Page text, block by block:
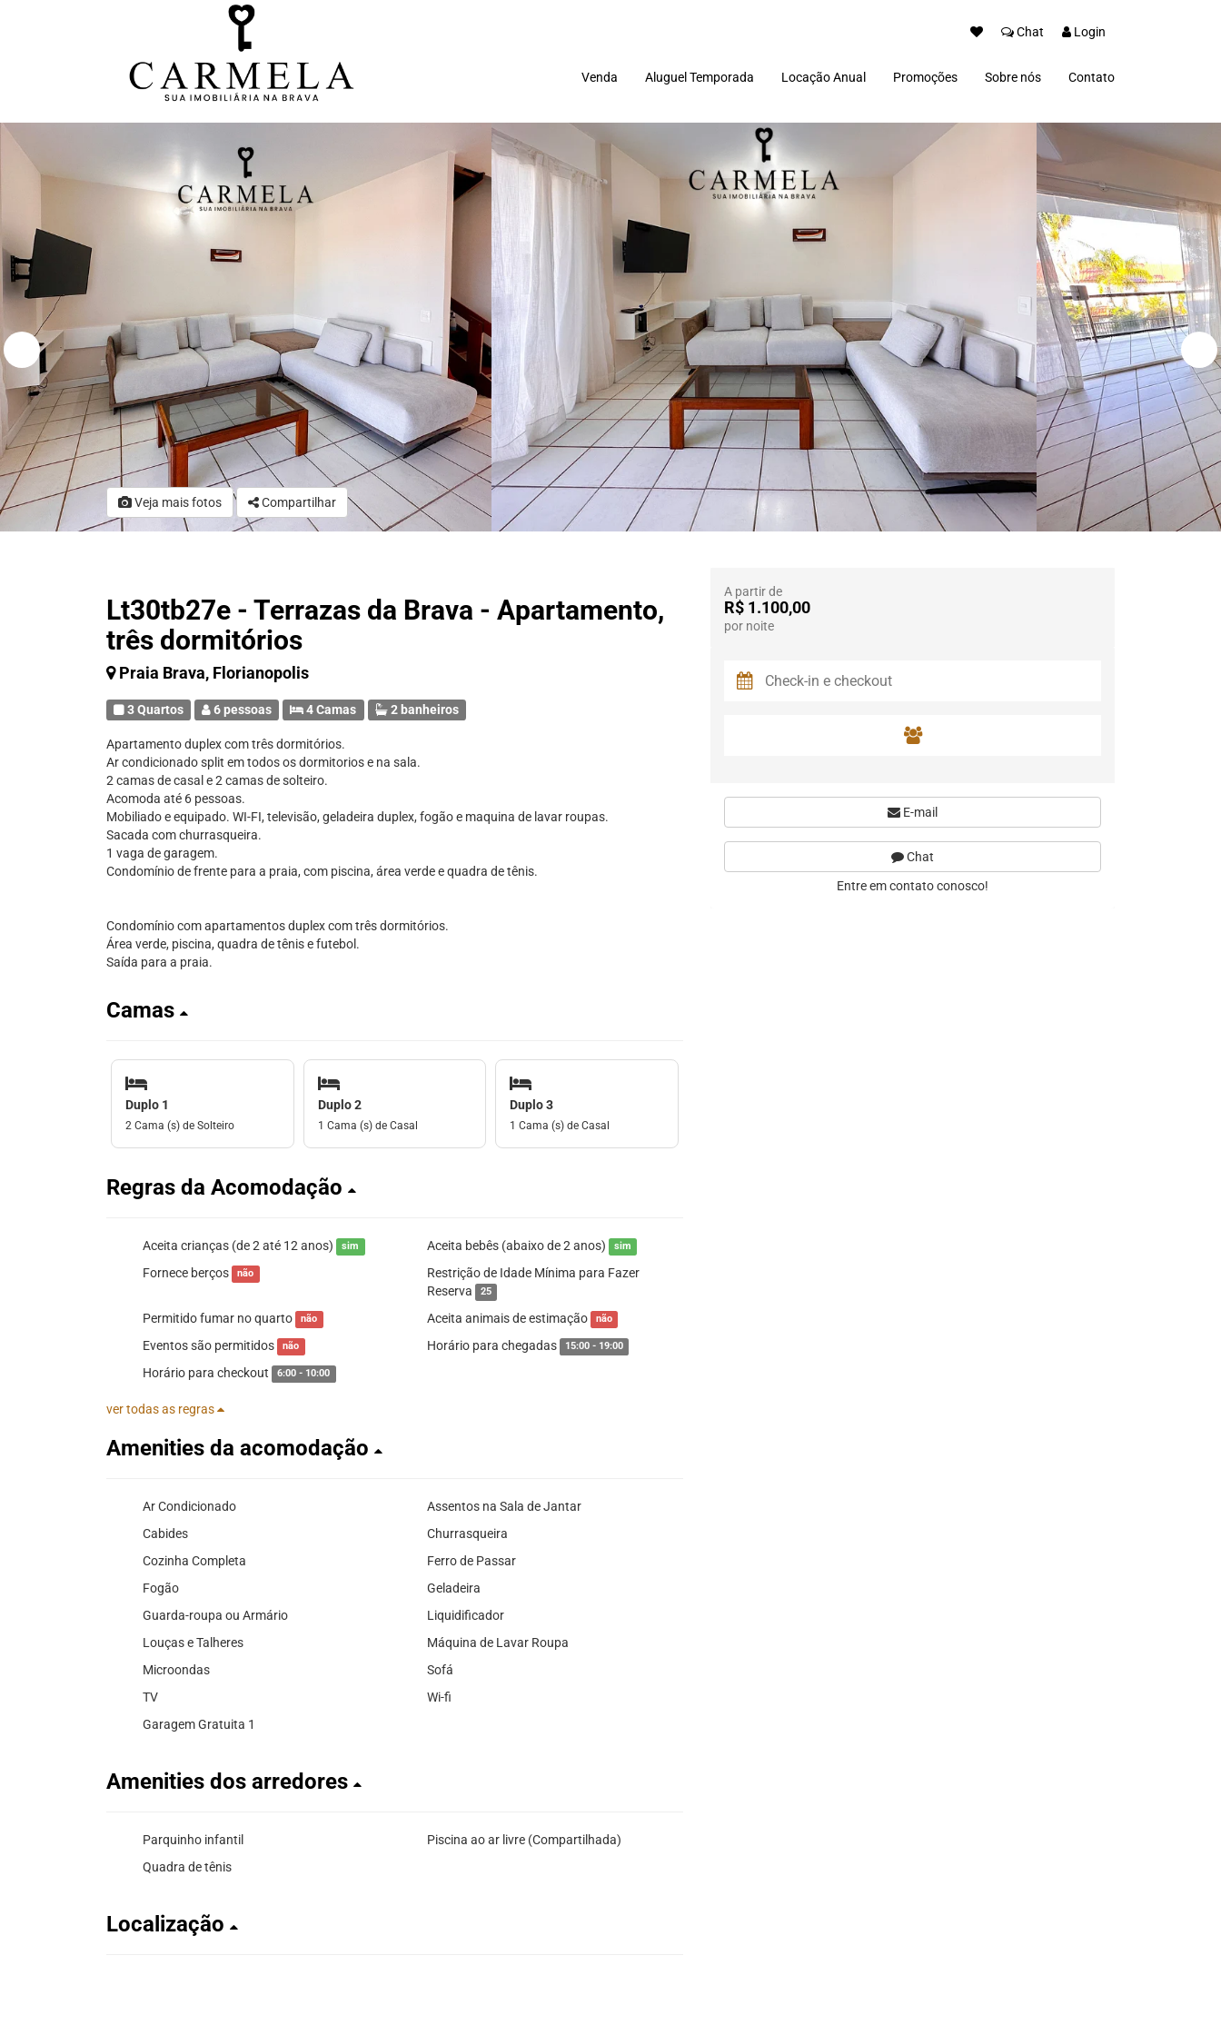
Chat Login
Venda Aluguel Temporada Locação Anual Promoções Sobre nós Contato
Veja mais fotos Compartilhar
Lt30tb27e - Terrazas da Brava - Apartamento,
três dormitórios
Praia Brava, Florianopolis
3 Quartos 6 pessoas 4 Camas 2 banheiros
Apartamento duplex com três dormitórios.
Ar condicionado split em todos os dormitorios e na sala.
2 camas de casal e 2 camas de solteiro.
Acomoda até 6 pessoas.
Mobiliado e equipado. WI-FI, televisão, geladeira duplex, fogão e maquina de lavar roupas.
Sacada com churrasqueira.
1 vaga de garagem.
Condomínio de frente para a praia, com piscina, área verde e quadra de tênis.
Condomínio com apartamentos duplex com três dormitórios.
Área verde, piscina, quadra de tênis e futebol.
Saída para a praia.
Camas
Duplo 1
2 Cama (s) de Solteiro
Duplo 2
1 Cama (s) de Casal
Duplo 3
1 Cama (s) de Casal
Regras da Acomodação
Aceita crianças (de 2 até 12 anos) sim Aceita bebês (abaixo de 2 anos) sim
Fornece berços não
Restrição de Idade Mínima para Fazer
Reserva
25
Permitido fumar no quarto não Aceita animais de estimação não
Eventos são permitidos não Horário para chegadas 15:00 - 19:00
Horário para checkout 6:00 - 10:00
ver todas as regras
Amenities da acomodação
Ar Condicionado
Assentos na Sala de Jantar
Cabides
Churrasqueira
Cozinha Completa
Ferro de Passar
Fogão
Geladeira
Guarda-roupa ou Armário
Liquidificador
Louças e Talheres
Máquina de Lavar Roupa
Microondas
Sofá
TV
Wi-fi
Garagem Gratuita 1
Amenities dos arredores
Parquinho infantil
Piscina ao ar livre (Compartilhada)
Quadra de tênis
Localização
A partir de
R$ 1.100,00
por noite
E-mail
Chat
Entre em contato conosco!